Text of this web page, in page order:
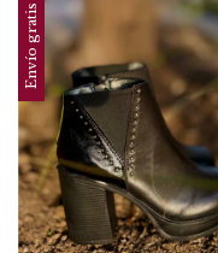
Envío gratis